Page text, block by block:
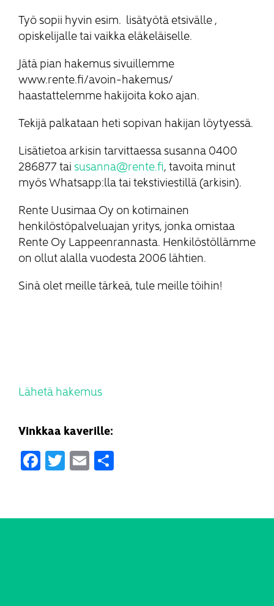
Työ sopii hyvin esim. lisätyötä etsivälle ,
opiskelijalle tai vaikka eläkeläiselle.
Jätä pian hakemus sivuillemme
www.rente.fi/avoin-hakemus/
haastattelemme hakijoita koko ajan.
Tekijä palkataan heti sopivan hakijan löytyessä.
Lisätietoa arkisin tarvittaessa susanna 0400
286877 tai susanna@rente.fi, tavoita minut
myös Whatsapp:lla tai tekstiviestillä (arkisin).
Rente Uusimaa Oy on kotimainen
henkilöstöpalveluajan yritys, jonka omistaa
Rente Oy Lappeenrannasta. Henkilöstöllämme
on ollut alalla vuodesta 2006 lähtien.
Sinä olet meille tärkeä, tule meille töihin!
Lähetä hakemus
Vinkkaa kaverille:
Facebook
Twitter
Email